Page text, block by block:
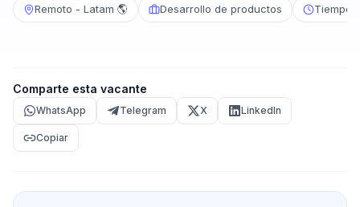
Remoto - Latam 🌎 Desarrollo de productos Tiempo
Comparte esta vacante
WhatsApp Telegram X LinkedIn
Copiar